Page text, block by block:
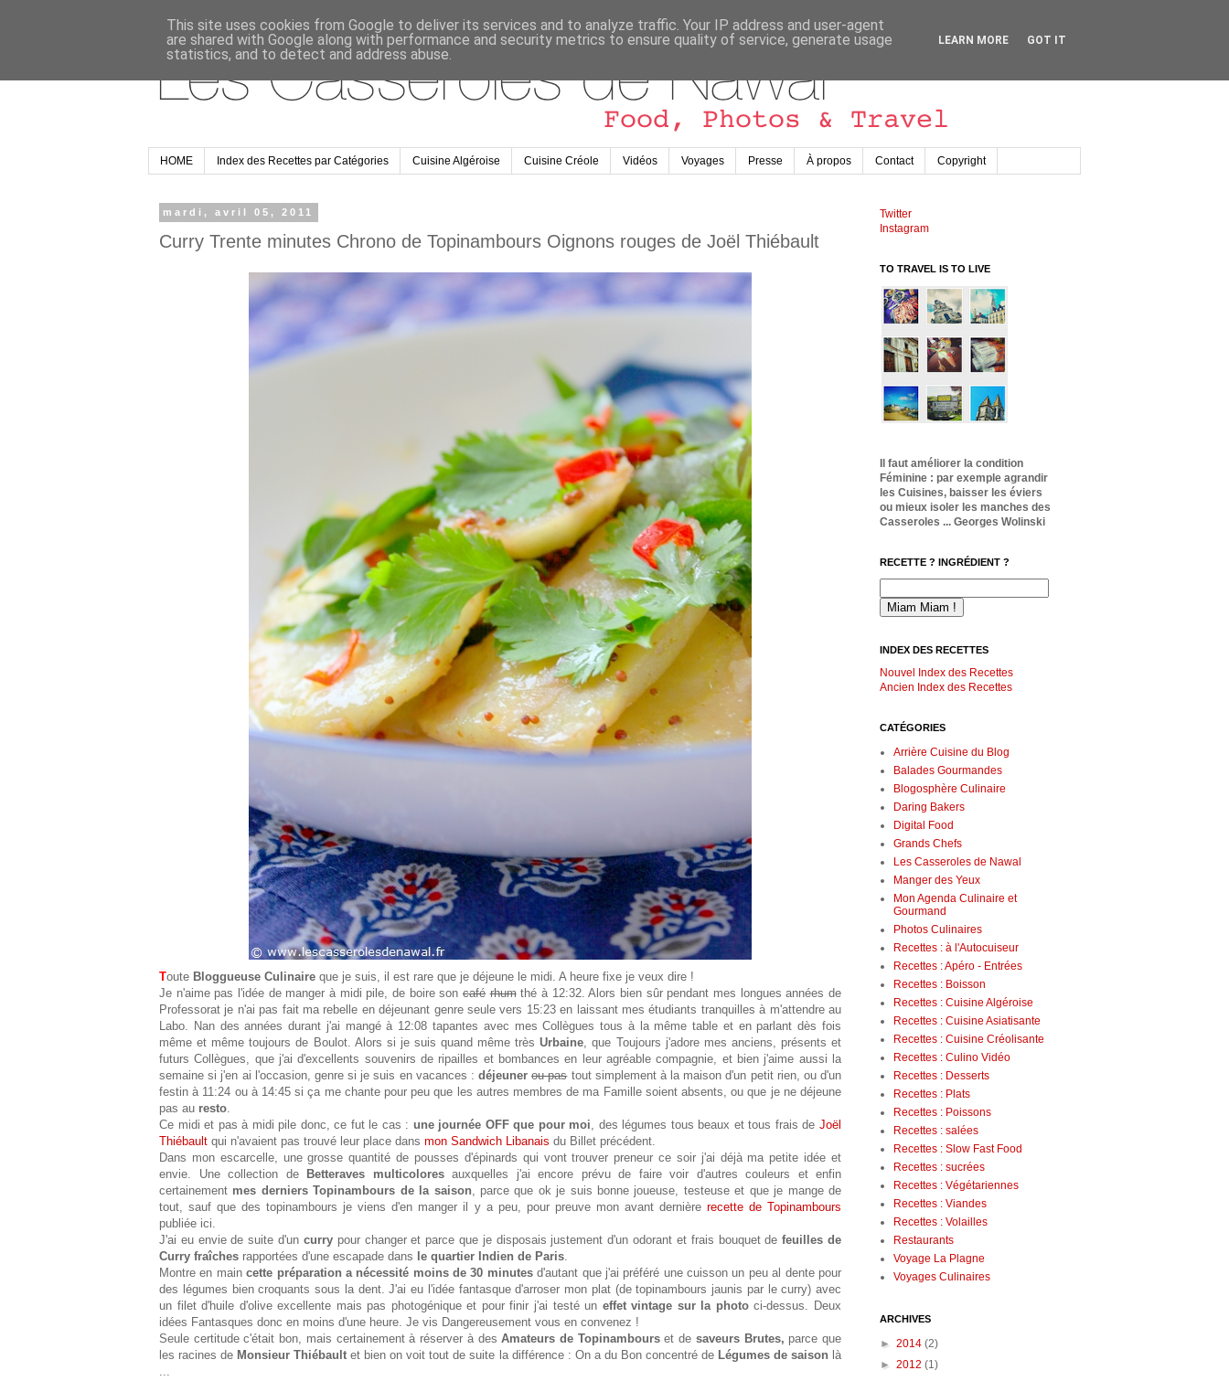
HOME Index des Recettes par Catégories Cuisine Algéroise Cuisine Créole Vidéos Voyages Presse À propos Contact Copyright
mardi, avril 05, 2011
Curry Trente minutes Chrono de Topinambours Oignons rouges de Joël Thiébault
Toute Bloggueuse Culinaire que je suis, il est rare que je déjeune le midi. A heure fixe je veux dire !
Je n'aime pas l'idée de manger à midi pile, de boire son café rhumthé à 12:32. Alors bien sûr pendant mes longues années de
Professorat je n'ai pas fait ma rebelle en déjeunant genre seule vers 15:23 en laissant mes étudiants tranquilles à m'attendre au
Labo. Nan des années durant j'ai mangé à 12:08 tapantes avec mes Collègues tous à la même table et en parlant dès fois
même et même toujours de Boulot. Alors si je suis quand même trèsUrbaine , que Toujours j'adore mes anciens, présents et
futurs Collègues, que j'ai d'excellents souvenirs de ripailles et bombances en leur agréable compagnie, et bien j'aime aussi la
semaine si j'en ai l'occasion, genre si je suis en vacances : déjeuner ou pastout simplement à la maison d'un petit rien, ou d'un
festin à 11:24 ou à 14:45 si ça me chante pour peu que les autres membres de ma Famille soient absents, ou que je ne déjeune
pas au resto
Ce midi et pas à midi pile donc, ce fut le cas : une journée OFF que pour moi , des légumes tous beaux et tous frais de Joël
Thiébault qui n'avaient pas trouvé leur place dans mon Sandwich Libanais du Billet précédent.
Dans mon escarcelle, une grosse quantité de pousses d'épinards qui vont trouver preneur ce soir j'ai déjà ma petite idée et
envie. Une collection de Betteraves multicoloresauxquelles j'ai encore prévu de faire voir d'autres couleurs et enfin
certainement mes derniers Topinambours de la saison , parce que ok je suis bonne joueuse, testeuse et que je mange de
tout, sauf que des topinambours je viens d'en manger il y a peu, pour preuve mon avant dernière recette de Topinambours
publiée ici.
J'ai eu envie de suite d'un currypour changer et parce que je disposais justement d'un odorant et frais bouquet defeuilles de
Curry fraîches rapportées d'une escapade dans le quartier Indien de Paris
Montre en maincette préparation a nécessité moins de 30 minutesd'autant que j'ai préféré une cuisson un peu al dente pour
des légumes bien croquants sous la dent. J'ai eu l'idée fantasque d'arroser mon plat (de topinambours jaunis par le curry) avec
un filet d'huile d'olive excellente mais pas photogénique et pour finir j'ai testé un effet vintage sur la photoci-dessus. Deux
idées Fantasques donc en moins d'une heure. Je vis Dangereusement vous en convenez !
Seule certitude c'était bon, mais certainement à réserver à desAmateurs de Topinambourset de saveurs Brutes, parce que
les racines de Monsieur Thiébault et bien on voit tout de suite la différence : On a du Bon concentré de Légumes de saison là
Twitter
Instagram
TO TRAVEL IS TO LIVE
Il faut améliorer la condition
Féminine : par exemple agrandir
les Cuisines, baisser les éviers
ou mieux isoler les manches des
Casseroles ... Georges Wolinski
RECETTE ? INGRÉDIENT ?
INDEX DES RECETTES
Nouvel Index des Recettes
Ancien Index des Recettes
CATÉGORIES
Arrière Cuisine du Blog
Balades Gourmandes
Blogosphère Culinaire
Daring Bakers
Digital Food
Grands Chefs
Les Casseroles de Nawal
Manger des Yeux
Mon Agenda Culinaire et
Gourmand
Photos Culinaires
Recettes : à l'Autocuiseur
Recettes : Apéro - Entrées
Recettes : Boisson
Recettes : Cuisine Algéroise
Recettes : Cuisine Asiatisante
Recettes : Cuisine Créolisante
Recettes : Culino Vidéo
Recettes : Desserts
Recettes : Plats
Recettes : Poissons
Recettes : salées
Recettes : Slow Fast Food
Recettes : sucrées
Recettes : Végétariennes
Recettes : Viandes
Recettes : Volailles
Restaurants
Voyage La Plagne
Voyages Culinaires
ARCHIVES
► 2014 (2)
► 2012 (1)
This site uses cookies from Google to deliver its services and to analyze traffic. Your IP address and user-agent
are shared with Google along with performance and security metrics to ensure quality of service, generate usage
statistics, and to detect and address abuse.
LEARN MORE GOT IT